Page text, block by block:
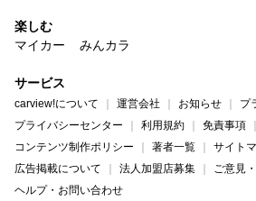
楽しむ
マイカー
みんカラ
サービス
carview!について 運営会社 お知らせ
プ
プライバシーセンター
利用規約
免責事項
コンテンツ制作ポリシー
著者一覧
サイト
広告掲載について
法人加盟店募集
ご意見
ヘルプ・お問い合わせ